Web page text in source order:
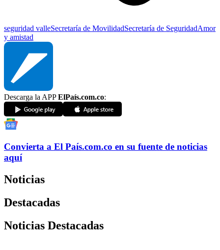
seguridad valleSecretaría de MovilidadSecretaría de SeguridadAmor
y amistad
Descarga la APPElPaís.com.co:
Convierta a El País.com.co en su fuente de noticias
aquí
Noticias
Destacadas
Noticias Destacadas